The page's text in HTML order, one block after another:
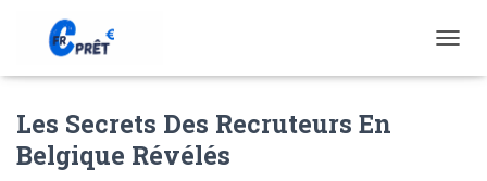
O
Les Secrets Des Recruteurs En
Belgique Révélés